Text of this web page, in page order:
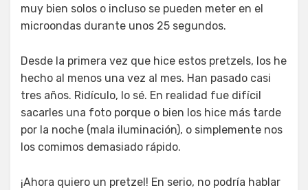
muy bien solos o incluso se pueden meter en el
microondas durante unos 25 segundos.
Desde la primera vez que hice estos pretzels, los he
hecho al menos una vez al mes. Han pasado casi
tres años. Ridículo, lo sé. En realidad fue difícil
sacarles una foto porque o bien los hice más tarde
por la noche (mala iluminación), o simplemente nos
los comimos demasiado rápido.
¡Ahora quiero un pretzel! En serio, no podría hablar